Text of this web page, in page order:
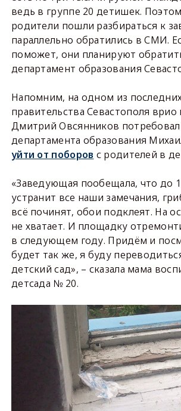
ведь в группе 20 детишек.
родители пошли разбираться к
параллельно обратились в СМИ.
поможет, они планируют
департамент образования
Напомним, на одном из
правительства Севастополя врио
Дмитрий Овсянников
департамента образования
уйти от поборов с родителей в
«Заведующая пообещала, что до
устранит все наши замечания,
всё починят, обои подклеят. На
не хватает. И площадку
в следующем году. Придём и
будет так же, я буду
детский сад», – сказала мама
детсада № 20.